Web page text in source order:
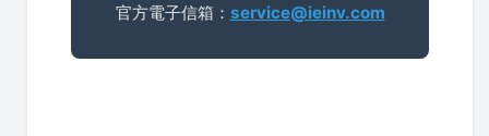
官方電子信箱： service@ieinv.com